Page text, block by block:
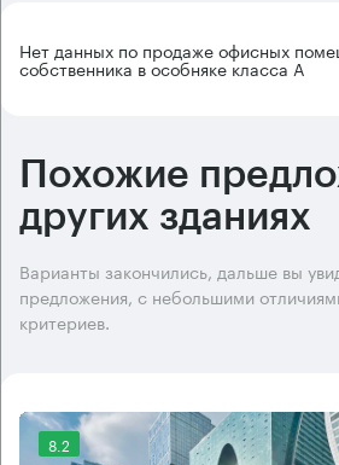
Нет данных по продаже офисных
собственника в особняке класса А
Похожие
других зданиях
Варианты закончились, дальше вы
предложения, с небольшими
критериев.
8.2